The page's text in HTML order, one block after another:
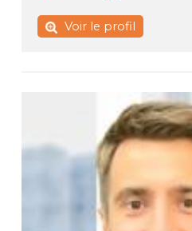
Voir le profil